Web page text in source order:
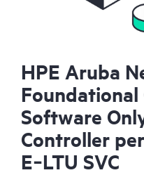
HPE Aruba
Foundational
Software
Controller
E‑LTU SVC